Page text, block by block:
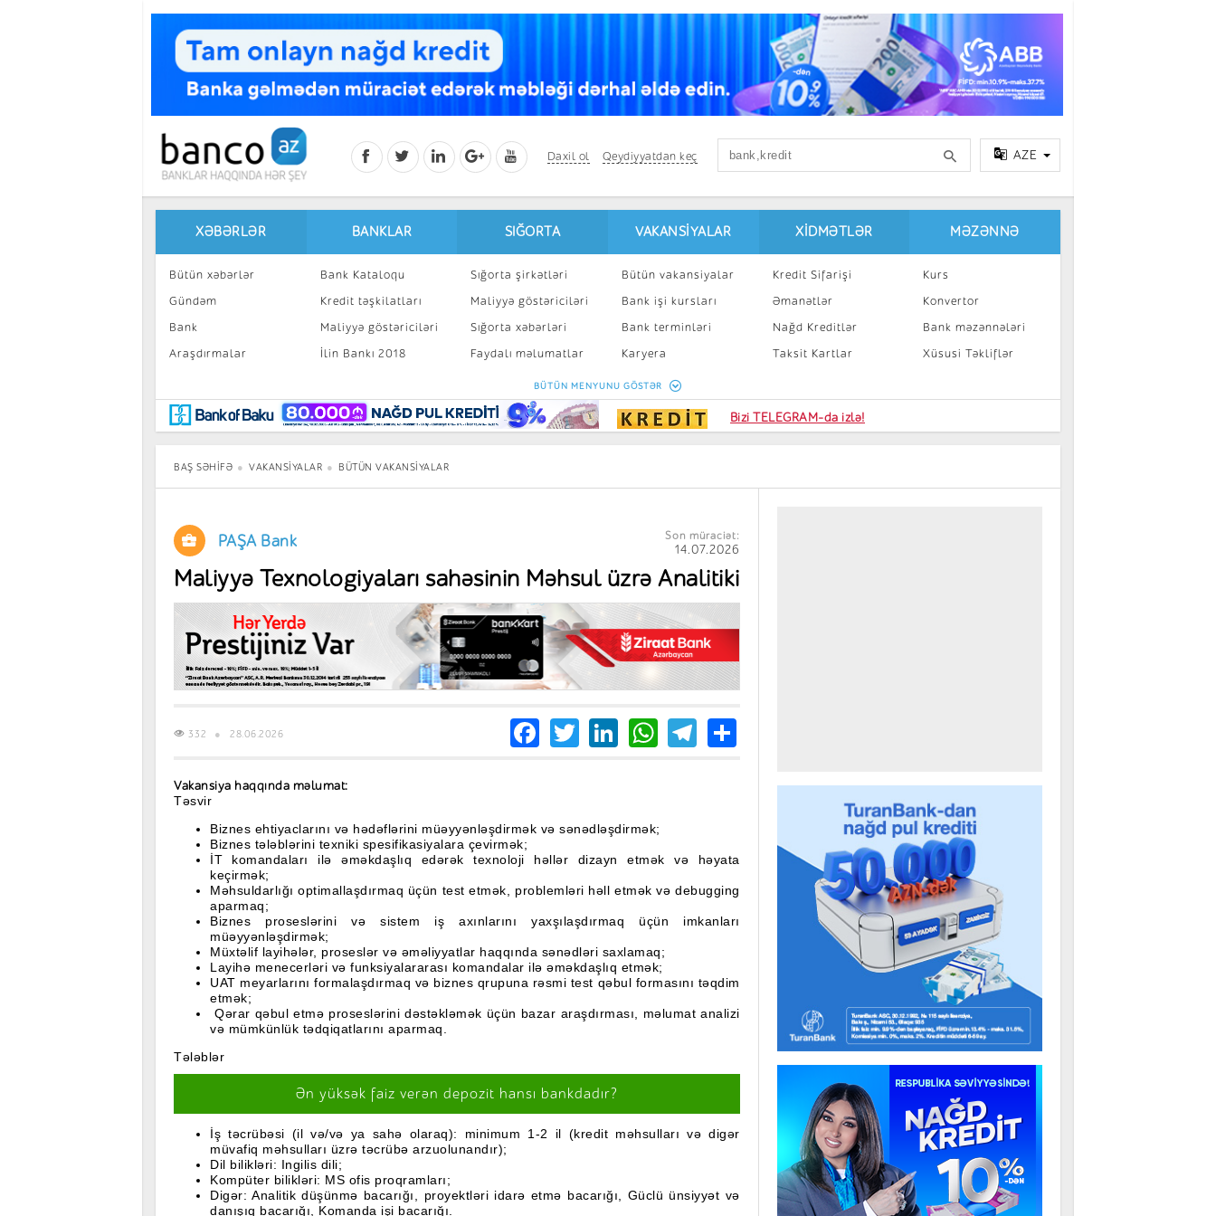
Daxil ol Qeydiyyatdan keç AZE
XƏBƏRLƏR
Bütün xəbərlər
Gündəm
Bank
Araşdırmalar
Maraqlı
BancoTV
Müsahibə
BANKLAR
Bank Kataloqu
Kredit təşkilatları
Maliyyə göstəriciləri
İlin Bankı 2018
SIĞORTA
Sığorta şirkətləri
Maliyyə göstəriciləri
Sığorta xəbərləri
Faydalı məlumatlar
Sığorta kalkulyatoru
VAKANSIYALAR
Bütün vakansiyalar
Bank işi kursları
Bank terminləri
Karyera
Peşakar inkişaf
XIDMƏTLƏR
Kredit Sifarişi
Əmanətlər
Nağd Kreditlər
Taksit Kartlar
Kart sifarişi
MƏZƏNNƏ
Kurs
Konvertor
Bank məzənnələri
Xüsusi Təkliflər
BÜTÜN MENYUNU GÖSTƏR
Bizi TELEGRAM-da izlə!
BAŞ SƏHIFƏ VAKANSIYALAR BÜTÜN VAKANSIYALAR
PAŞA Bank Son müraciət:
14.07.2026
Maliyyə Texnologiyaları sahəsinin Məhsul üzrə Analitiki
332 28.06.2026 Facebook
TwitterLinkedIn
WhatsApp
Telegram
Share
Vakansiya haqqında məlumat:
Təsvir
Biznes ehtiyaclarını və hədəflərini müəyyənləşdirmək və sənədləşdirmək;
Biznes tələblərini texniki spesifikasiyalara çevirmək;
İT komandaları ilə əməkdaşlıq edərək texnoloji həllər dizayn etmək və həyata
keçirmək;
Məhsuldarlığı optimallaşdırmaq üçün test etmək, problemləri həll etmək və debugging
aparmaq;
Biznes proseslərini və sistem iş axınlarını yaxşılaşdırmaq üçün imkanları
müəyyənləşdirmək;
Müxtəlif layihələr, proseslər və əməliyyatlar haqqında sənədləri saxlamaq;
Layihə menecerləri və funksiyalararası komandalar ilə əməkdaşlıq etmək;
UAT meyarlarını formalaşdırmaq və biznes qrupuna rəsmi test qəbul formasını təqdim
etmək;
Qərar qəbul etmə proseslərini dəstəkləmək üçün bazar araşdırması, məlumat analizi
və mümkünlük tədqiqatlarını aparmaq.
Tələblər
Ən yüksək faiz verən depozit hansı bankdadır?
İş təcrübəsi (il və/və ya sahə olaraq): minimum 1-2 il (kredit məhsulları və digər
müvafiq məhsulları üzrə təcrübə arzuolunandır);
Dil bilikləri: Ingilis dili;
Kompüter bilikləri: MS ofis proqramları;
Digər: Analitik düşünmə bacarığı, proyektləri idarə etmə bacarığı, Güclü ünsiyyət və
danışıq bacarığı, Komanda işi bacarığı.